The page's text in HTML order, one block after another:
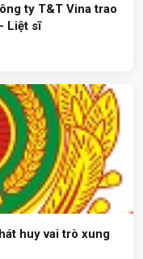
ty T&T Vina trao
Liệt sĩ
huy vai trò xung